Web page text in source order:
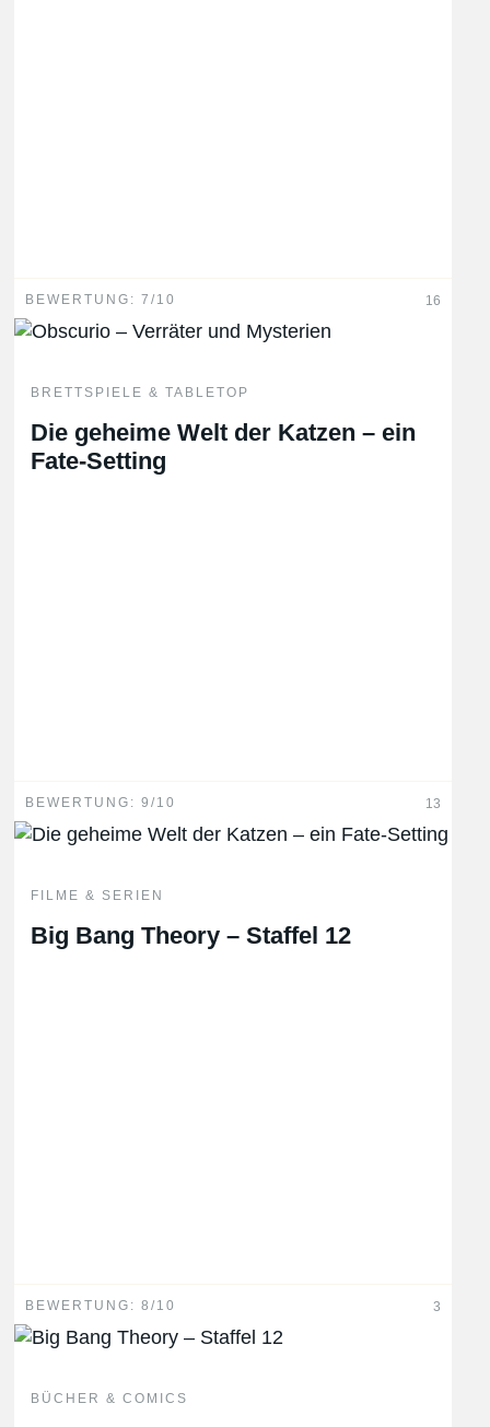
BEWERTUNG: 7/10 16
BRETTSPIELE & TABLETOP
Die geheime Welt der Katzen – ein
Fate-Setting
BEWERTUNG: 9/10 13
FILME & SERIEN
Big Bang Theory – Staffel 12
BEWERTUNG: 8/10 3
BÜCHER & COMICS